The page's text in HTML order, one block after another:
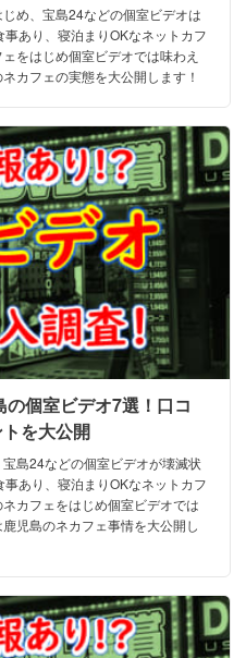
め、宝島24などの個室ビデオは
あり、寝泊まりOKなネットカフ
をはじめ個室ビデオでは味わえ
カフェの実態を大公開します！
の個室ビデオ7選！口コ
を大公開
島24などの個室ビデオが壊滅状
あり、寝泊まりOKなネットカフ
カフェをはじめ個室ビデオでは
児島のネカフェ事情を大公開し